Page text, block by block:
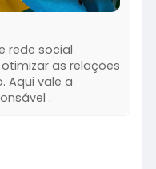
rede social
as relações
Aqui vale a
.